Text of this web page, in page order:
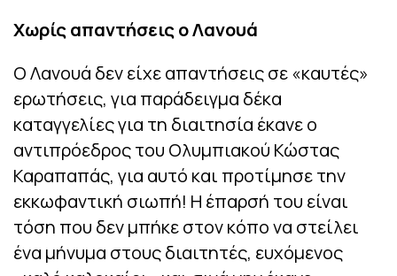
Χωρίς απαντήσεις ο Λανουά
Ο Λανουά δεν είχε απαντήσεις σε «καυτές»
ερωτήσεις, για παράδειγμα δέκα
καταγγελίες για τη διαιτησία έκανε ο
αντιπρόεδρος του Ολυμπιακού Κώστας
Καραπαπάς, για αυτό και προτίμησε την
εκκωφαντική σιωπή! Η έπαρσή του είναι
τόση που δεν μπήκε στον κόπο να στείλει
ένα μήνυμα στους διαιτητές, ευχόμενος